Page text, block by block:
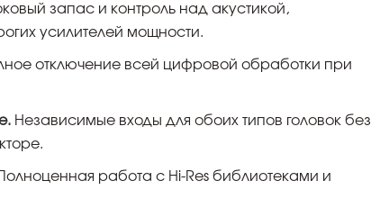
запас и контроль над акустикой,
усилителей мощности.
отключение всей цифровой обработки при
Независимые входы для обоих типов головок без
Полноценная работа с Hi-Res библиотеками и